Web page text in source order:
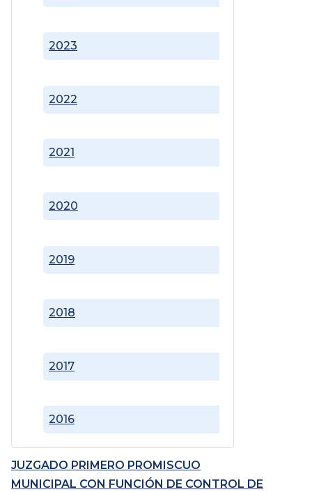
2016
2017
2018
2019
2020
2021
2022
2023
JUZGADO PRIMERO PROMISCUO
MUNICIPAL CON FUNCIÓN DE CONTROL DE